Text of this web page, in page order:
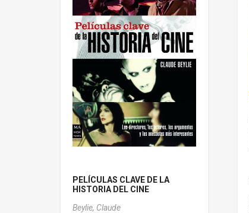
PELÍCULAS CLAVE DE LA
HISTORIA DEL CINE
Beylie, Claude